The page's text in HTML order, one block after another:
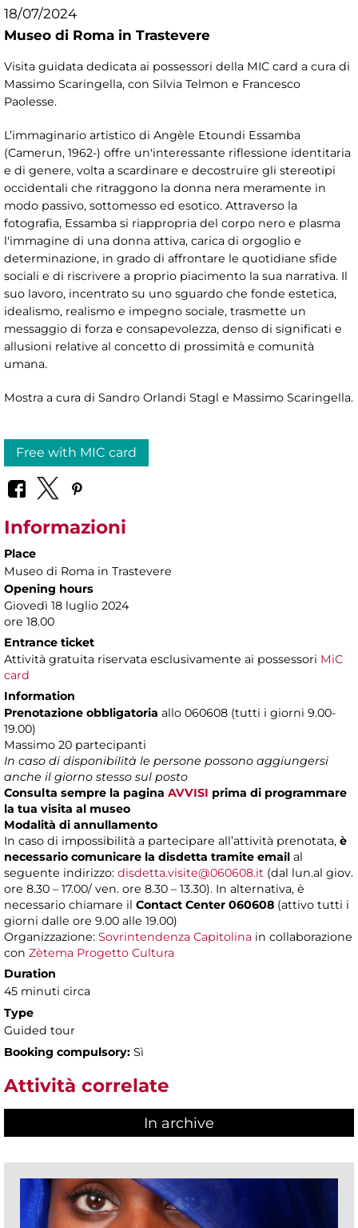
18/07/2024
Museo di Roma in Trastevere
Visita guidata dedicata ai possessori della MIC card a cura di
Massimo Scaringella, con Silvia Telmon e Francesco
Paolesse.
L’immaginario artistico di Angèle Etoundi Essamba
(Camerun, 1962-) offre un'interessante riflessione identitaria
e di genere, volta a scardinare e decostruire gli stereotipi
occidentali che ritraggono la donna nera meramente in
modo passivo, sottomesso ed esotico. Attraverso la
fotografia, Essamba si riappropria del corpo nero e plasma
l'immagine di una donna attiva, carica di orgoglio e
determinazione, in grado di affrontare le quotidiane sfide
sociali e di riscrivere a proprio piacimento la sua narrativa. Il
suo lavoro, incentrato su uno sguardo che fonde estetica,
idealismo, realismo e impegno sociale, trasmette un
messaggio di forza e consapevolezza, denso di significati e
allusioni relative al concetto di prossimità e comunità
umana.
Mostra a cura di Sandro Orlandi Stagl e Massimo Scaringella.
Free with MIC card
Informazioni
Place
Museo di Roma in Trastevere
Opening hours
Giovedì 18 luglio 2024
ore 18.00
Entrance ticket
Attività gratuita riservata esclusivamente ai possessori MiC
card
Information
Prenotazione obbligatoria allo 060608 (tutti i giorni 9.00-
19.00)
Massimo 20 partecipanti
In caso di disponibilità le persone possono aggiungersi
anche il giorno stesso sul posto
Consulta sempre la pagina AVVISI prima di programmare
la tua visita al museo
Modalità di annullamento
In caso di impossibilità a partecipare all’attività prenotata, è
necessario comunicare la disdetta tramite email al
seguente indirizzo: disdetta.visite@060608.it (dal lun.al giov.
ore 8.30 – 17.00/ ven. ore 8.30 – 13.30). In alternativa, è
necessario chiamare il Contact Center 060608 (attivo tutti i
giorni dalle ore 9.00 alle 19.00)
Organizzazione: Sovrintendenza Capitolina in collaborazione
con Zètema Progetto Cultura
Duration
45 minuti circa
Type
Guided tour
Booking compulsory: Sì
Attività correlate
In archive